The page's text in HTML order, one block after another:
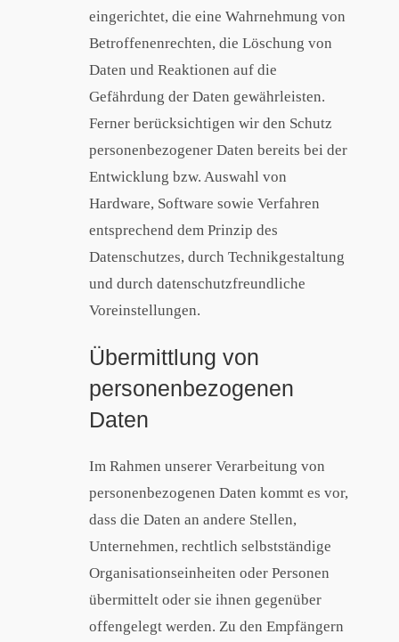
eingerichtet, die eine Wahrnehmung von
Betroffenenrechten, die Löschung von
Daten und Reaktionen auf die
Gefährdung der Daten gewährleisten.
Ferner berücksichtigen wir den Schutz
personenbezogener Daten bereits bei der
Entwicklung bzw. Auswahl von
Hardware, Software sowie Verfahren
entsprechend dem Prinzip des
Datenschutzes, durch Technikgestaltung
und durch datenschutzfreundliche
Voreinstellungen.
Übermittlung von
personenbezogenen
Daten
Im Rahmen unserer Verarbeitung von
personenbezogenen Daten kommt es vor,
dass die Daten an andere Stellen,
Unternehmen, rechtlich selbstständige
Organisationseinheiten oder Personen
übermittelt oder sie ihnen gegenüber
offengelegt werden. Zu den Empfängern